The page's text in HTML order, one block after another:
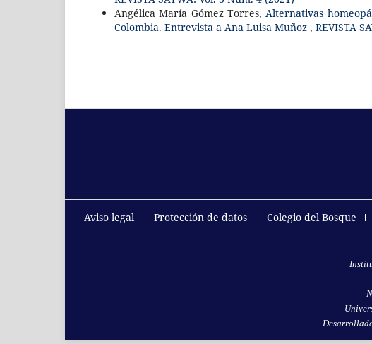
Angélica María Gómez Torres,Alternativas
Colombia. Entrevista a Ana Luisa Muñoz , REVISTA
Aviso legal Protección de datos Colegio del Bosque